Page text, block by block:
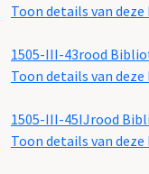
Toon details van
1505-III-43rood
Toon details van
1505-III-45IJrood
Toon details van